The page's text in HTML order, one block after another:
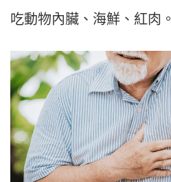
吃動物內臟、海鮮、紅肉。